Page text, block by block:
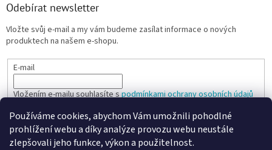
Používáme cookies, abychom Vám umožnili pohodlné
prohlížení webu a díky analýze provozu webu neustále
zlepšovali jeho funkce, výkon a použitelnost.
Odebírat newsletter
Vložte svůj e-mail a my vám budeme zasílat informace o nových
produktech na našem e-shopu.
E-mail
Vložením e-mailu souhlasíte spodmínkami ochrany osobních údajů
PŘIHLÁSIT SE